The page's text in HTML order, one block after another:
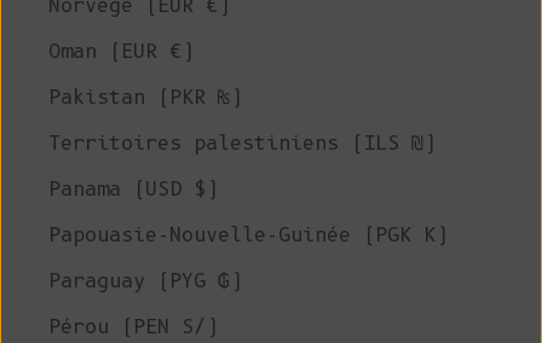
Norvège (EUR €)
Oman (EUR €)
Pakistan (PKR ₨)
Territoires palestiniens (ILS ₪)
Panama (USD $)
Papouasie-Nouvelle-Guinée (PGK K)
Paraguay (PYG ₲)
Pérou (PEN S/)